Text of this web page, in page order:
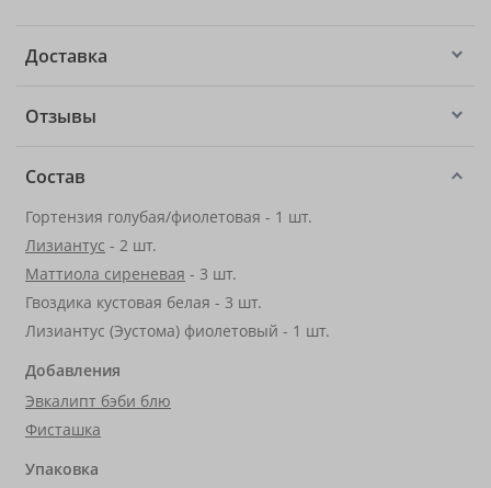
Доставка
Отзывы
Состав
Гортензия голубая/фиолетовая - 1 шт.
Лизиантус - 2 шт.
Маттиола сиреневая - 3 шт.
Гвоздика кустовая белая - 3 шт.
Лизиантус (Эустома) фиолетовый - 1 шт.
Добавления
Эвкалипт бэби блю
Фисташка
Упаковка